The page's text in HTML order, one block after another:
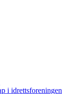
i idrettsforeningen